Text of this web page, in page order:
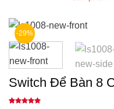
-29%
Switch Để Bàn 8